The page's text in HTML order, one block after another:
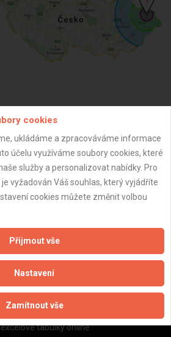
portálu ARES dne 31.12.2023 15:30:11
firmy a řemeslníci
a ochrana osobních údajů
používání souborů cookie
tabulky online
cookies
ukládáme a zpracováváme informace
účelu využíváme soubory cookies, které
služby a personalizovat nabídky. Pro
vyžadován Váš souhlas, který vyjádříte
cookies můžete změnit volbou
Přijmout vše
Nastavení
Zamítnout vše